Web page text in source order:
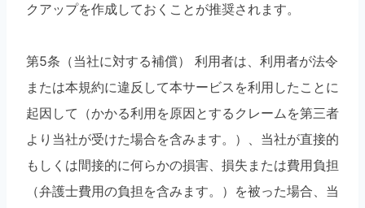
クアップを作成しておくことが推奨されます。
第5条（当社に対する補償） 利用者は、利用者が法令
または本規約に違反して本サービスを利用したことに
起因して（かかる利用を原因とするクレームを第三者
より当社が受けた場合を含みます。）、当社が直接的
もしくは間接的に何らかの損害、損失または費用負担
（弁護士費用の負担を含みます。）を被った場合、当